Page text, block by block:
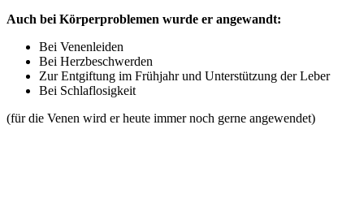
Auch bei Kör­per­pro­ble­men wur­de er angewandt:
Bei Venen­lei­den
Bei Herz­be­schwer­den
Zur Ent­gif­tung im Früh­jahr und Unter­stüt­zung der Leber
Bei Schlaf­lo­sig­keit
(für die Venen wird er heu­te immer noch ger­ne angewendet)